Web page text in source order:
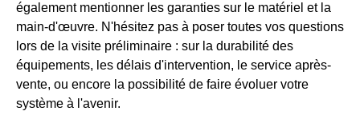
également mentionner les garanties sur le matériel et la
main-d'œuvre. N'hésitez pas à poser toutes vos questions
lors de la visite préliminaire : sur la durabilité des
équipements, les délais d'intervention, le service après-
vente, ou encore la possibilité de faire évoluer votre
système à l'avenir.